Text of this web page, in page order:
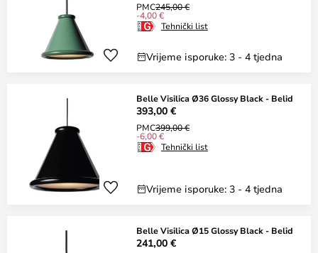
PMC245,00 €
-4,00 €
Tehnički list
Vrijeme isporuke: 3 - 4 tjedna
Belle Visilica Ø36 Glossy Black - Belid
393,00 €
PMC399,00 €
-6,00 €
Tehnički list
Vrijeme isporuke: 3 - 4 tjedna
Belle Visilica Ø15 Glossy Black - Belid
241,00 €